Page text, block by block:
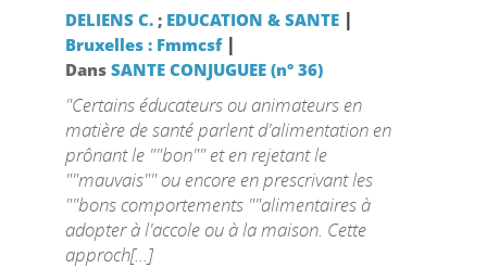
DELIENS C.; EDUCATION & SANTE |
Bruxelles : Fmmcsf|
Dans SANTE CONJUGUEE (n° 36)
"Certains éducateurs ou animateurs en
matière de santé parlent d'alimentation en
prônant le ""bon"" et en rejetant le
""mauvais"" ou encore en prescrivant les
""bons comportements ""alimentaires à
adopter à l'accole ou à la maison. Cette
approch[...]